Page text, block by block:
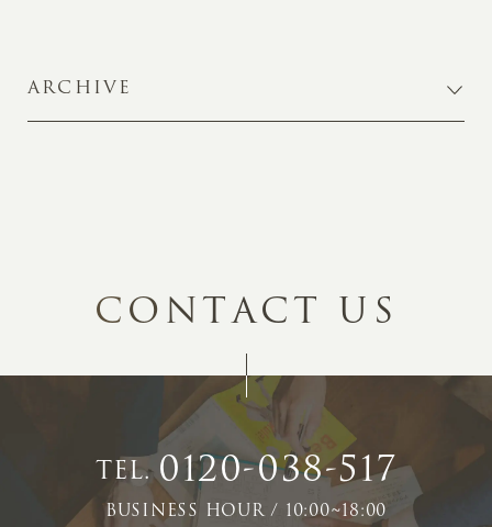
ARCHIVE
CONTACT US
TEL.0120-038-517
BUSINESS HOUR / 10:00~18:00